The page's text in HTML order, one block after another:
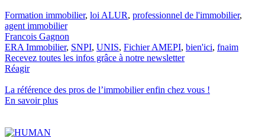
Formation immobilier, loi ALUR, professionnel de l'immobilier,
agent immobilier
Francois Gagnon
ERA Immobilier, SNPI, UNIS, Fichier AMEPI, bien'ici, fnaim
Recevez toutes les infos grâce à notre newsletter
Réagir
La référence des pros de l’immobilierenfin chez vous !
En savoir plus